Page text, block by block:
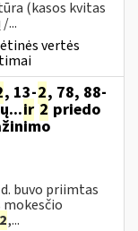
(kasos kvitas
...
vertės
, 13-2, 78, 88-
ir 2 priedo
buvo priimtas
2,...